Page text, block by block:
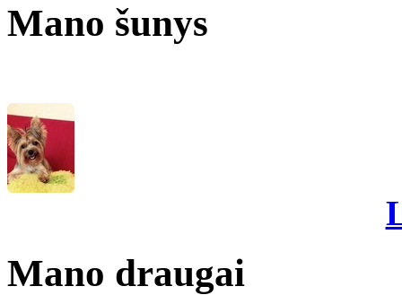
Mano šunys
Mano draugai